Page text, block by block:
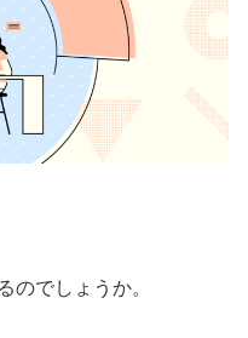
のでしょうか。